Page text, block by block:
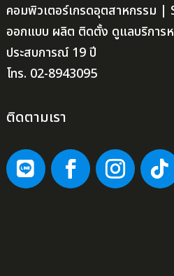
คอมพิวเตอร์เกรดอุตสาหกรรม |
ออกแบบ ผลิต ติดตั้ง ดูแลบริการ
ประสบการณ์ 19 ปี
โทร. 02-8943095
ติดตามเรา